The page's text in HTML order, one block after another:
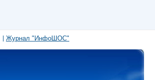
Журнал "ИнфоШОС"